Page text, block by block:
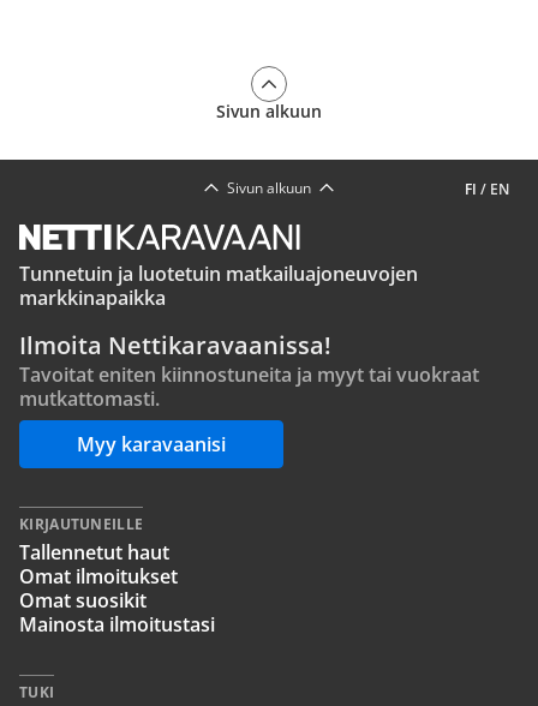
Sivun alkuun
FI / EN
Sivun alkuun
Tunnetuin ja luotetuin matkailuajoneuvojen
markkinapaikka
Ilmoita Nettikaravaanissa!
Tavoitat eniten kiinnostuneita ja myyt tai vuokraat
mutkattomasti.
Myy karavaanisi
KIRJAUTUNEILLE
Tallennetut haut
Omat ilmoitukset
Omat suosikit
Mainosta ilmoitustasi
TUKI